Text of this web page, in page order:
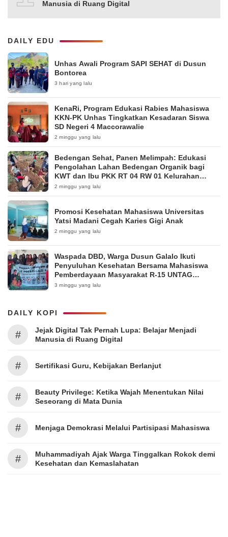
Manusia di Ruang Digital
DAILY EDU
Unhas Awali Program SAPI SEHAT di Dusun
Bontorea
3 hari yang lalu
KenaRi, Program Edukasi Rabies Mahasiswa
KKN-PK Unhas Tingkatkan Kesadaran Siswa
SD Negeri 4 Maccorawalie
2 minggu yang lalu
Bedengan Sehat, Panen Melimpah: Edukasi
Pengolahan Lahan Bedengan Organik bagi
KWT dan Ibu PKK RT 04 RW 01 Kelurahan
Pakintelan
2 minggu yang lalu
Promosi Kesehatan Mahasiswa Universitas
Yatsi Madani Cegah Karies Gigi Anak
2 minggu yang lalu
Waspada DBD, Warga Dusun Galalo Ikuti
Penyuluhan Kesehatan Bersama Mahasiswa
Pemberdayaan Masyarakat R-15 UNTAG
Surabaya 2026
3 minggu yang lalu
DAILY KOPI
#
Jejak Digital Tak Pernah Lupa: Belajar Menjadi
Manusia di Ruang Digital
# Sertifikasi Guru, Kebijakan Berlanjut
#
Beauty Privilege: Ketika Wajah Menentukan Nilai
Seseorang di Mata Dunia
# Menjaga Demokrasi Melalui Partisipasi Mahasiswa
#
Muhammadiyah Ajak Warga Tinggalkan Rokok demi
Kesehatan dan Kemaslahatan